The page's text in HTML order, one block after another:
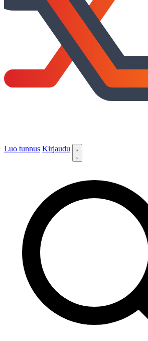
Luo tunnus Kirjaudu